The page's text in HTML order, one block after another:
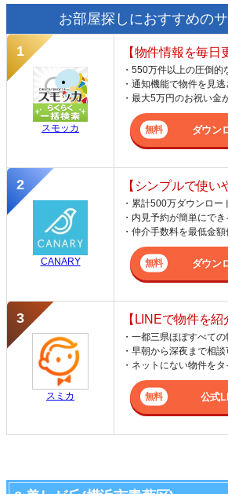
お部屋探しにおすすめの
スモッカ
【物件情報を毎日
・550万件以上の圧倒的
・通知機能で物件を見
・最大5万円のお祝い金
ダウン
CANARY
【シンプルで使い
・累計500万ダウンロー
・内見予約が簡単にでき
・仲介手数料を最低金
ダウン
スミカ
【LINEで物件を紹
・一都三県ほぼすべて
・早朝から深夜まで相
・ネットにない物件を
公式